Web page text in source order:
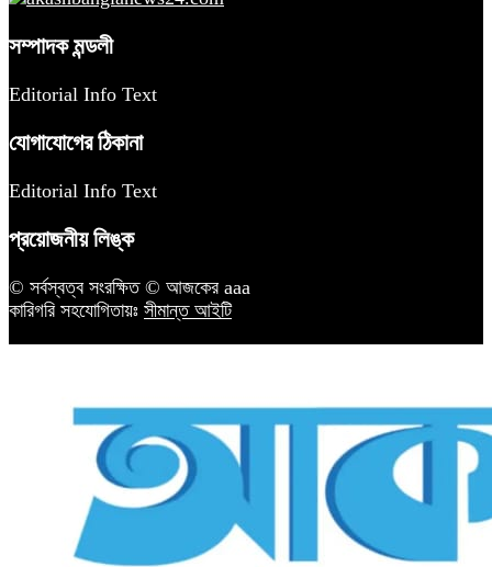
সম্পাদক মন্ডলী
Editorial Info Text
যোগাযোগের ঠিকানা
Editorial Info Text
প্রয়োজনীয় লিঙ্ক
© সর্বস্বত্ব সংরক্ষিত © আজকের aaa
কারিগরি সহযোগিতায়ঃ সীমান্ত আইটি